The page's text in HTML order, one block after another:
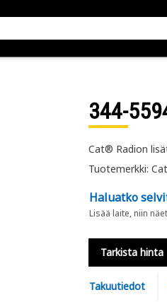
344-
Cat® Radion
Tuotemerkki: Cat
Haluatko
Lisää laite, niin
Tarkista hinta
Takuutiedot